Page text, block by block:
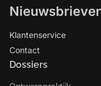
Klantenservice
Contact
Dossiers